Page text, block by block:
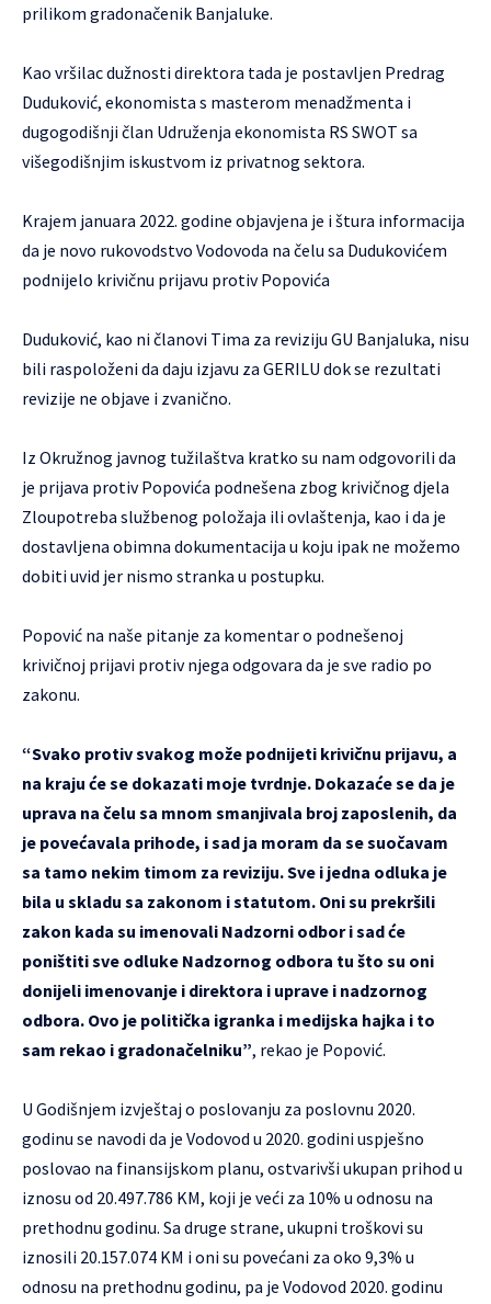
prilikom gradonačenik Banjaluke.
Kao vršilac dužnosti direktora tada je postavljen Predrag
Duduković, ekonomista s masterom menadžmenta i
dugogodišnji član Udruženja ekonomista RS SWOT sa
višegodišnjim iskustvom iz privatnog sektora.
Krajem januara 2022. godine objavjena je i štura informacija
da je novo rukovodstvo Vodovoda na čelu sa Dudukovićem
podnijelo krivičnu prijavu protiv Popovića
Duduković, kao ni članovi Tima za reviziju GU Banjaluka, nisu
bili raspoloženi da daju izjavu za GERILU dok se rezultati
revizije ne objave i zvanično.
Iz Okružnog javnog tužilaštva kratko su nam odgovorili da
je prijava protiv Popovića podnešena zbog krivičnog djela
Zloupotreba službenog položaja ili ovlaštenja, kao i da je
dostavljena obimna dokumentacija u koju ipak ne možemo
dobiti uvid jer nismo stranka u postupku.
Popović na naše pitanje za komentar o podnešenoj
krivičnoj prijavi protiv njega odgovara da je sve radio po
zakonu.
“Svako protiv svakog može podnijeti krivičnu prijavu, a
na kraju će se dokazati moje tvrdnje. Dokazaće se da je
uprava na čelu sa mnom smanjivala broj zaposlenih, da
je povećavala prihode, i sad ja moram da se suočavam
sa tamo nekim timom za reviziju. Sve i jedna odluka je
bila u skladu sa zakonom i statutom. Oni su prekršili
zakon kada su imenovali Nadzorni odbor i sad će
poništiti sve odluke Nadzornog odbora tu što su oni
donijeli imenovanje i direktora i uprave i nadzornog
odbora. Ovo je politička igranka i medijska hajka i to
sam rekao i gradonačelniku”, rekao je Popović.
U Godišnjem izvještaj o poslovanju za poslovnu 2020.
godinu se navodi da je Vodovod u 2020. godini uspješno
poslovao na finansijskom planu, ostvarivši ukupan prihod u
iznosu od 20.497.786 KM, koji je veći za 10% u odnosu na
prethodnu godinu. Sa druge strane, ukupni troškovi su
iznosili 20.157.074 KM i oni su povećani za oko 9,3% u
odnosu na prethodnu godinu, pa je Vodovod 2020. godinu